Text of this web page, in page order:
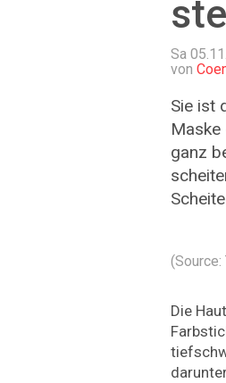
Sa
von
Sie ist
ganz
Die